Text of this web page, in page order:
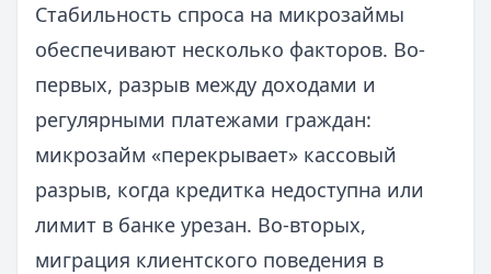
Стабильность спроса на микрозаймы
обеспечивают несколько факторов. Во-
первых, разрыв между доходами и
регулярными платежами граждан:
микрозайм «перекрывает» кассовый
разрыв, когда кредитка недоступна или
лимит в банке урезан. Во-вторых,
миграция клиентского поведения в